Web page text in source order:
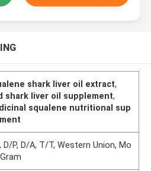
shark liver oil extract,
shark liver oil supplement,
squalene nutritional sup
D/P, D/A, T/T, Western Union, Mo